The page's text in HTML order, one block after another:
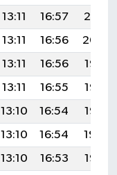
13:11 16:57
20:01
13:11 16:56
20:00
13:11 16:56
19:58
13:11 16:55
19:57
13:10 16:54
19:56
13:10 16:54
19:54
13:10 16:53
19:53